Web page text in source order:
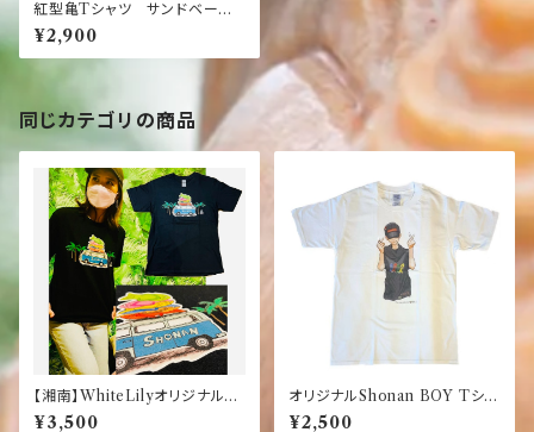
紅型亀Tシャツ サンドベージ
ュ×赤亀 パッチワーク お土
産 南国 島日和 ベージュ
サンド ウミガメ 赤 レッド
¥2,900
同じカテゴリの商品
【湘南】WhiteLilyオリジナル
おさかなサンダル×ワーゲンバス
¥3,500
オリジナルShonan BOY Tシャ
ツ【湘南】【ハイビスカス】
¥2,500